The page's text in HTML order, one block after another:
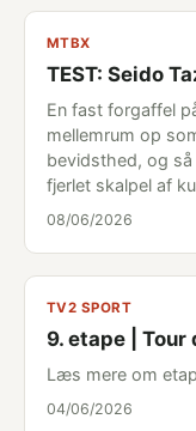
MTBX
TEST: Seido
En fast forgaffel
mellemrum op
bevidsthed, og
fjerlet skalpel af
08/06/2026
TV2 SPORT
9. etape | Tour
Læs mere om
04/06/2026